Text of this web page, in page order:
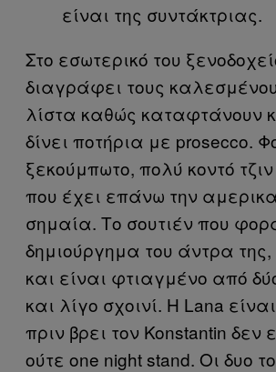
είναι της συντάκτριας.
Στο εσωτερικό του
διαγράφει τους
λίστα καθώς καταφτάνουν
δίνει ποτήρια με prosecco.
ξεκούμπωτο, πολύ κοντό
που έχει επάνω την
σημαία. Το σουτιέν που
δημιούργημα του άντρα της,
και είναι φτιαγμένο από
και λίγο σχοινί. Η Lana
πριν βρει τον Konstantin δεν
ούτε one night stand. Οι δυο